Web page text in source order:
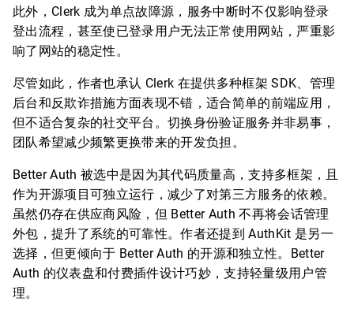
此外，Clerk 成为单点故障源，服务中断时不仅影响登录
登出流程，甚至使已登录用户无法正常使用网站，严重影
响了网站的稳定性。
尽管如此，作者也承认 Clerk 在提供多种框架 SDK、管理
后台和反欺诈措施方面表现不错，适合简单的前端应用，
但不适合复杂的社交平台。切换身份验证服务并非易事，
团队希望减少频繁更换带来的开发负担。
Better Auth 被选中是因为其代码质量高，支持多框架，且
作为开源项目可独立运行，减少了对第三方服务的依赖。
虽然仍存在供应商风险，但 Better Auth 不再将会话管理
外包，提升了系统的可靠性。作者还提到 AuthKit 是另一
选择，但更倾向于 Better Auth 的开源和独立性。Better
Auth 的仪表盘和付费插件设计巧妙，支持轻量级用户管
理。